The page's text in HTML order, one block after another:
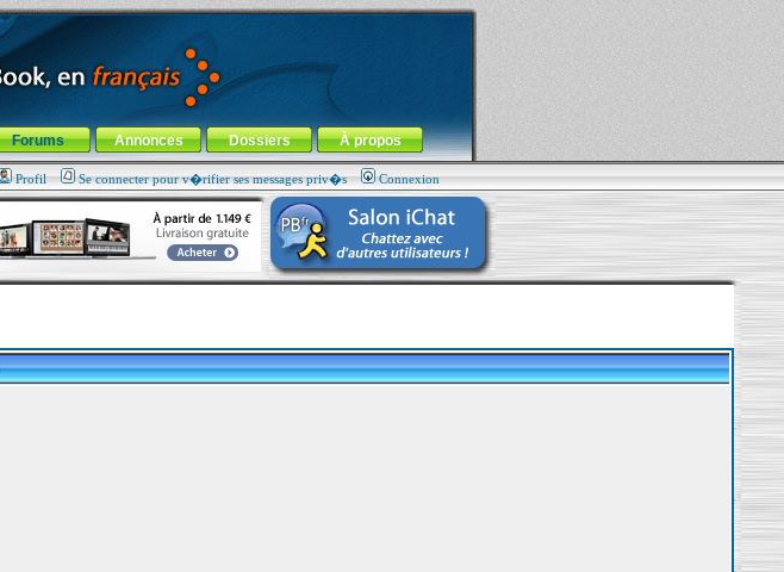
Forums Annonces Dossiers À propos
Profil Se connecter pour v�rifier ses messages priv�s Connexion